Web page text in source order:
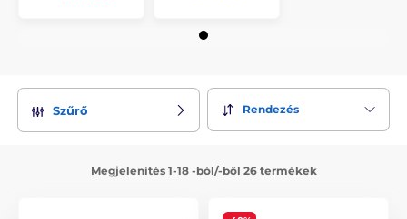
Szűrő Rendezés
Megjelenítés 1-18 -ból/-ből 26 termékek